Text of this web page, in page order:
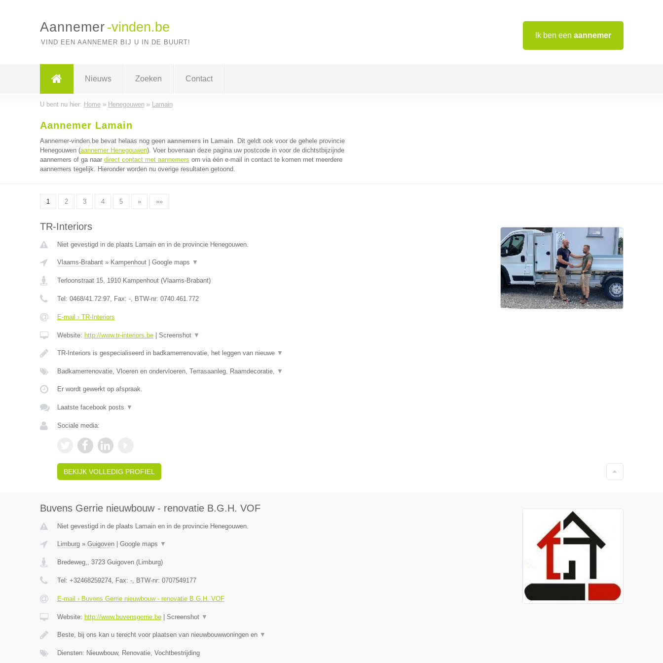
Ik ben een aannemer
Aannemer -vinden.be
VIND EEN AANNEMER BIJ U IN DE BUURT!
Nieuws Zoeken Contact
U bent nu hier: Home» Henegouwen» Lamain
Aannemer Lamain
Aannemer-vinden.be bevat helaas nog geen aannemers in Lamain. Dit geldt ook voor de gehele provincie
Henegouwen (aannemer Henegouwen). Voer bovenaan deze pagina uw postcode in voor de dichtstbijzijnde
aannemers of ga naar direct contact met aannemers om via één e-mail in contact te komen met meerdere
aannemers tegelijk. Hieronder worden nu overige resultaten getoond.
1 2 3 4 5 » »»
TR-Interiors
Niet gevestigd in de plaats Lamain en in de provincie Henegouwen.
Vlaams-Brabant» Kampenhout| Google maps ▼
Terloonstraat 15, 1910 Kampenhout(Vlaams-Brabant)
Tel: 0468/41.72.97, Fax: -, BTW-nr: 0740.461.772
E-mail › TR-Interiors
Website: http://www.tr-interiors.be| Screenshot ▼
TR-Interiors is gespecialiseerd in badkamerrenovatie, het leggen van nieuwe ▼
Badkamerrenovatie, Vloeren en ondervloeren, Terrasaanleg, Raamdecoratie, ▼
Er wordt gewerkt op afspraak.
Laatste facebook posts ▼
Sociale media:
BEKIJK VOLLEDIG PROFIEL
Buvens Gerrie nieuwbouw - renovatie B.G.H. VOF
Niet gevestigd in de plaats Lamain en in de provincie Henegouwen.
Limburg» Guigoven| Google maps ▼
Bredeweg,, 3723 Guigoven(Limburg)
Tel: +32468259274, Fax: -, BTW-nr: 0707549177
E-mail › Buvens Gerrie nieuwbouw - renovatie B.G.H. VOF
Website: http://www.buvensgerrie.be| Screenshot ▼
Beste, bij ons kan u terecht voor plaatsen van nieuwbouwwoningen en ▼
Diensten: Nieuwbouw, Renovatie, Vochtbestrijding